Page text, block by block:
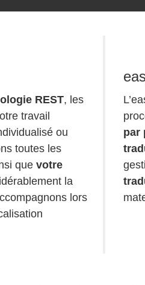
REST, les
travail
ou
toutes les
que votre
la
lors
par